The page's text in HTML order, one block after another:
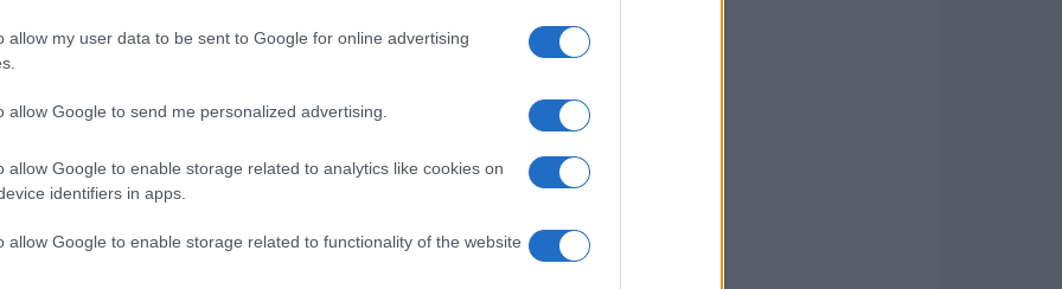
allow my user data to be sent to Google for online advertising
allow Google to send me personalized advertising.
allow Google to enable storage related to analytics like cookies on
identifiers in apps.
allow Google to enable storage related to functionality of the website
il pattinaggio artistico, il pattinaggio di
richiede un set unico di abilità e
un campo di esplorazione vasto e
più conosciuta di questo sport. Caratterizzato